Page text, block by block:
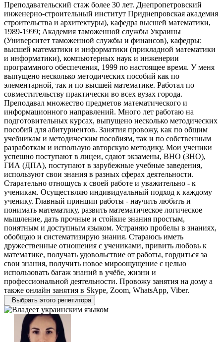
Преподавательский стаж более 30 лет. Днепропетровский
инженерно-строительный институт Приднепровская академия
строительства и архитектуры), кафедра высшей математики,
1989-1999; Академия таможенной службы Украины
(Университет таможенной службы и финансов), кафедры:
высшей математики и информатики (прикладной математики
и информатики), компьютерных наук и инженерии
программного обеспечения, 1999 по настоящее время. У меня
выпущено несколько методических пособий как по
элементарной, так и по высшей математике. Работал по
совместительству практически во всех вузах города.
Преподавал множество предметов математического и
информационного направлений. Много лет работаю на
подготовительных курсах, выпущено несколько методических
пособий для абитуриентов. Занятия провожу, как по общим
учебникам и методическим пособиям, так и по собственным
разработкам и использую авторскую методику. Мои ученики
успешно поступают в лицеи, сдают экзамены, ВНО (ЗНО),
ГИА (ДПА), поступают в зарубежные учебные заведения,
используют свои знания в разных сферах деятельности.
Старательно отношусь к своей работе и уважительно - к
ученикам. Осуществляю индивидуальный подход к каждому
ученику. Главный принцип работы - научить любить и
понимать математику, развить математическое логическое
мышление, дать прочные и стойкие знания простым,
понятным и доступным языком. Устраняю пробелы в знаниях,
обобщаю и систематизирую знания. Стараюсь иметь
дружественные отношения с учениками, привить любовь к
математике, получать удовольствие от работы, гордиться за
свои знания, получить новое мироощущение с целью
использовать багаж знаний в учёбе, жизни и
профессиональной деятельности. Провожу занятия на дому а
также онлайн занятия в Skype, Zoom, WhatsApp, Viber.
Выбрать этого репетитора